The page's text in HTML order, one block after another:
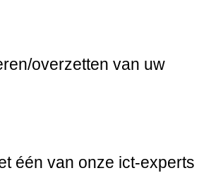
overzetten van uw
één van onze ict-experts